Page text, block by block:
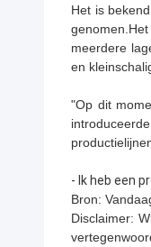
Het is
meerdere
en
"Op dit
- Ik heb een
Bron:
Disclaimer: